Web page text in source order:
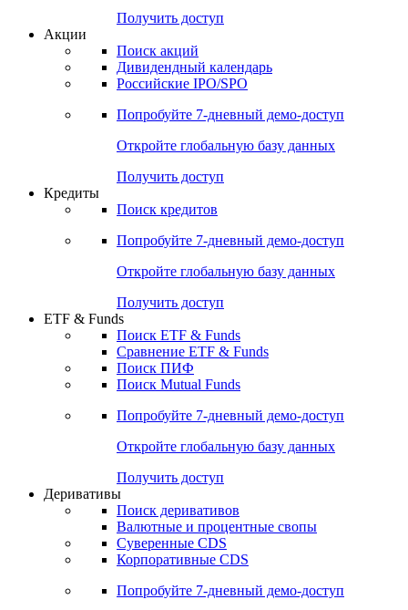
Получить доступ
Акции
Поиск акций
Дивидендный календарь
Российские IPO/SPO
Попробуйте 7-дневный демо-доступ
Откройте глобальную базу данных
Получить доступ
Кредиты
Поиск кредитов
Попробуйте 7-дневный демо-доступ
Откройте глобальную базу данных
Получить доступ
ETF & Funds
Поиск ETF & Funds
Сравнение ETF & Funds
Поиск ПИФ
Поиск Mutual Funds
Попробуйте 7-дневный демо-доступ
Откройте глобальную базу данных
Получить доступ
Деривативы
Поиск деривативов
Валютные и процентные свопы
Суверенные CDS
Корпоративные CDS
Попробуйте 7-дневный демо-доступ